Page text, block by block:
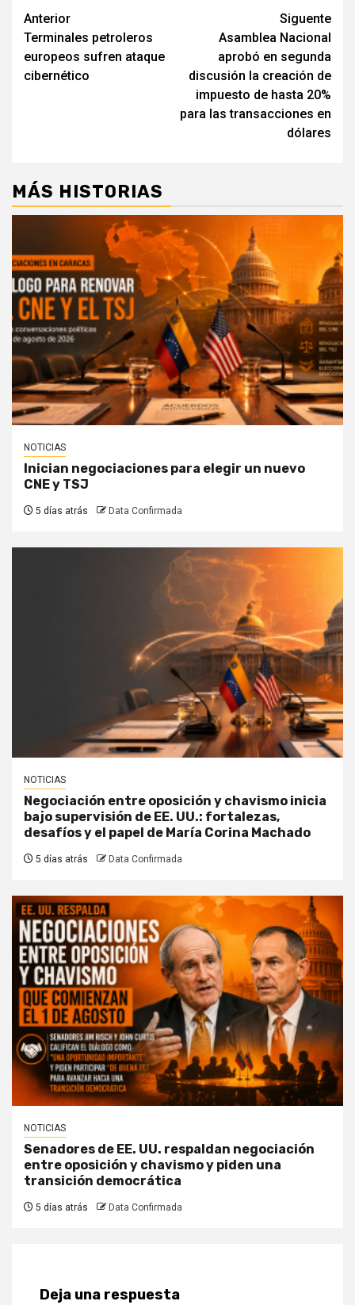
Navegación
de
entradas
Anterior
Terminales petroleros
europeos sufren ataque
cibernético
Siguente
Asamblea Nacional
aprobó en segunda
discusión la creación de
impuesto de hasta 20%
para las transacciones en
dólares
MÁS HISTORIAS
NOTICIAS
Inician negociaciones para elegir un nuevo
CNE y TSJ
5 días atrás Data Confirmada
NOTICIAS
Negociación entre oposición y chavismo inicia
bajo supervisión de EE. UU.: fortalezas,
desafíos y el papel de María Corina Machado
5 días atrás Data Confirmada
NOTICIAS
Senadores de EE. UU. respaldan negociación
entre oposición y chavismo y piden una
transición democrática
5 días atrás Data Confirmada
Deja una respuesta